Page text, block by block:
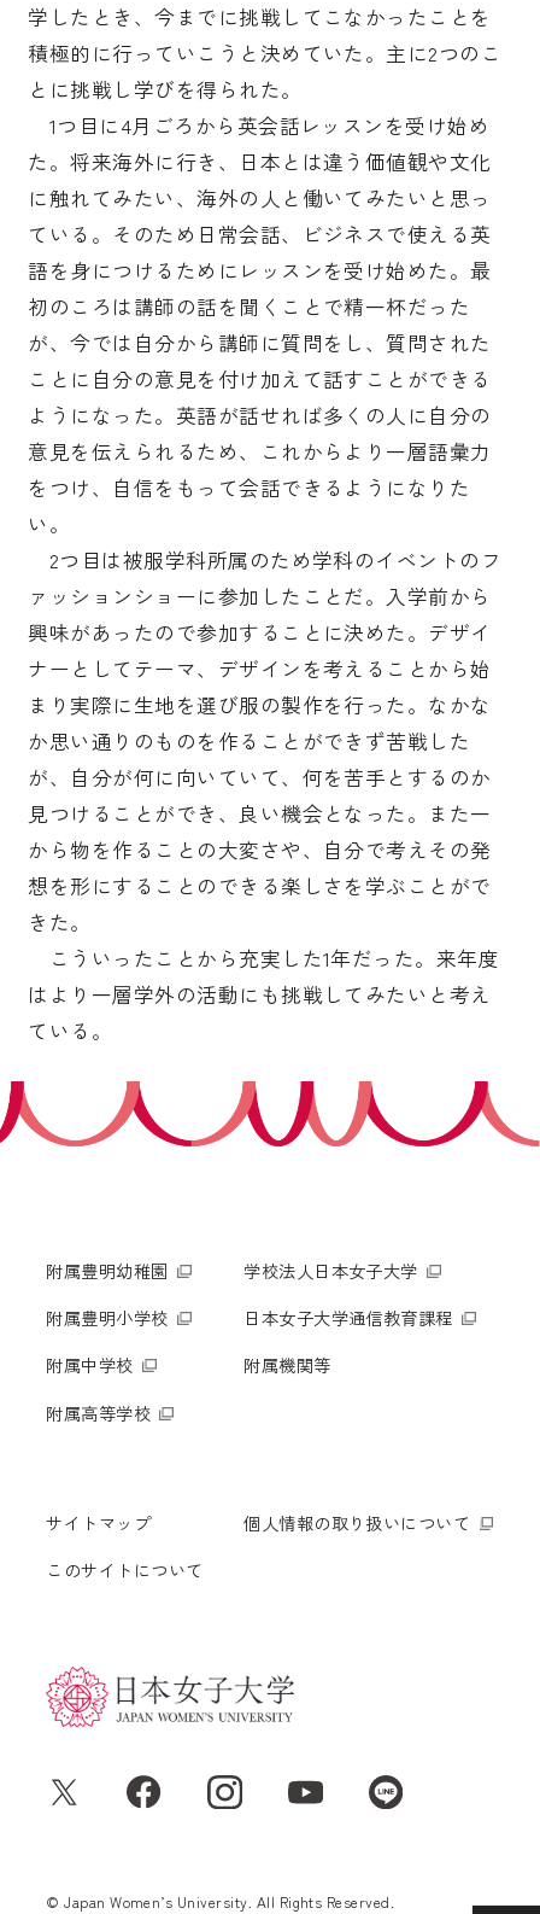
学したとき、今までに挑戦してこなかったことを
積極的に行っていこうと決めていた。主に2つのこ
とに挑戦し学びを得られた。
1つ目に4月ごろから英会話レッスンを受け始め
た。将来海外に行き、日本とは違う価値観や文化
に触れてみたい、海外の人と働いてみたいと思っ
ている。そのため日常会話、ビジネスで使える英
語を身につけるためにレッスンを受け始めた。最
初のころは講師の話を聞くことで精一杯だった
が、今では自分から講師に質問をし、質問された
ことに自分の意見を付け加えて話すことができる
ようになった。英語が話せれば多くの人に自分の
意見を伝えられるため、これからより一層語彙力
をつけ、自信をもって会話できるようになりた
い。
2つ目は被服学科所属のため学科のイベントのフ
ァッションショーに参加したことだ。入学前から
興味があったので参加することに決めた。デザイ
ナーとしてテーマ、デザインを考えることから始
まり実際に生地を選び服の製作を行った。なかな
か思い通りのものを作ることができず苦戦した
が、自分が何に向いていて、何を苦手とするのか
見つけることができ、良い機会となった。また一
から物を作ることの大変さや、自分で考えその発
想を形にすることのできる楽しさを学ぶことがで
きた。
こういったことから充実した1年だった。来年度
はより一層学外の活動にも挑戦してみたいと考え
ている。
© Japan Women’s University. All Rights Reserved.
附属豊明幼稚園
附属豊明小学校
附属中学校
附属高等学校
学校法人日本女子大学
日本女子大学通信教育課程
附属機関等
サイトマップ
このサイトについて
個人情報の取り扱いについて